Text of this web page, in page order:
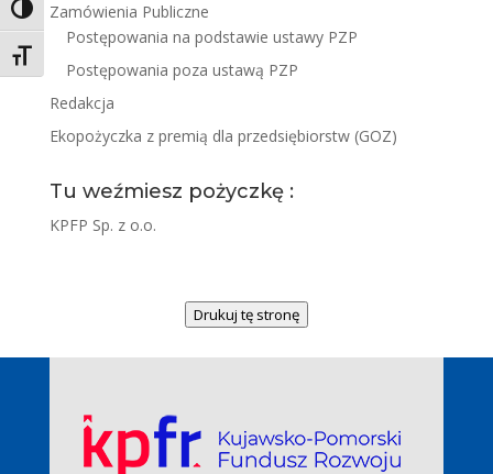
Toggle High Contrast
Toggle Font size
Zamówienia Publiczne
Postępowania na podstawie ustawy PZP
Postępowania poza ustawą PZP
Redakcja
Ekopożyczka z premią dla przedsiębiorstw (GOZ)
Tu weźmiesz pożyczkę :
KPFP Sp. z o.o.
Drukuj tę stronę